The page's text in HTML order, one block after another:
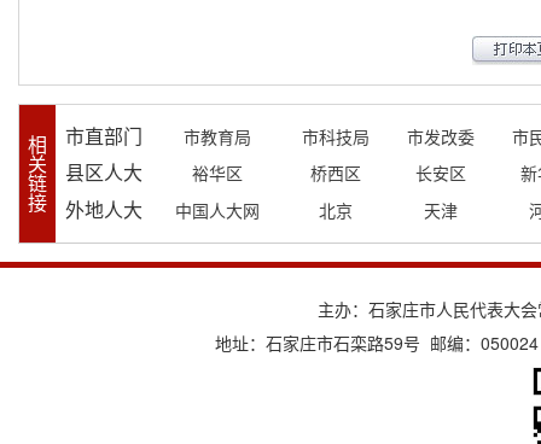
相
关
链
接
市直部门 市教育局 市科技局 市发改委 市
县区人大 裕华区 桥西区 长安区
外地人大 中国人大网 北京 天津
主办：石家庄市人民代表大
地址：石家庄市石栾路59号 邮编：